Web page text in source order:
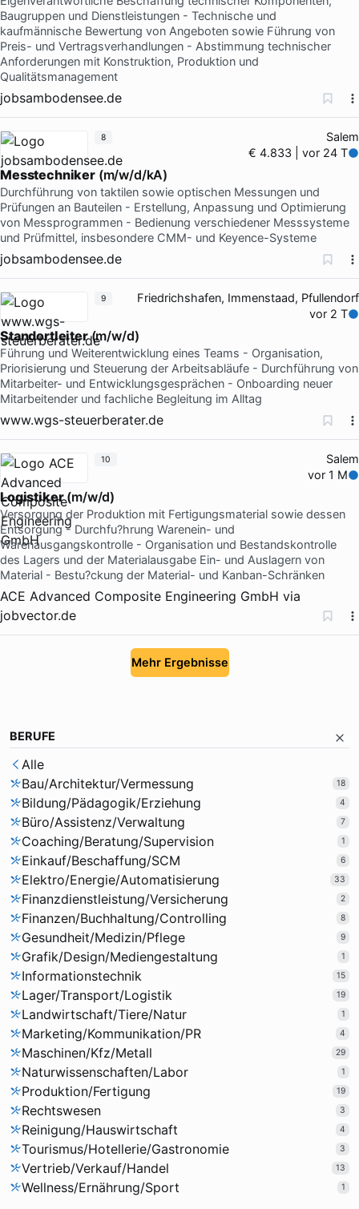
Baugruppen und Dienstleistungen - Technische und
kaufmännische Bewertung von Angeboten sowie Führung von
Preis- und Vertragsverhandlungen - Abstimmung technischer
Anforderungen mit Konstruktion, Produktion und
Qualitätsmanagement
jobsambodensee.de
Salem
€ 4.833 | vor 24 T
Messtechniker(m/w/d/kA)
Durchführung von taktilen sowie optischen Messungen und
Prüfungen an Bauteilen - Erstellung, Anpassung und Optimierung
von Messprogrammen - Bedienung verschiedener Messsysteme
und Prüfmittel, insbesondere CMM- und Keyence-Systeme
jobsambodensee.de
8
Friedrichshafen, Immenstaad, Pfullendorf
vor 2 T
Standortleiter(m/w/d)
Führung und Weiterentwicklung eines Teams - Organisation,
Priorisierung und Steuerung der Arbeitsabläufe - Durchführung von
Mitarbeiter- und Entwicklungsgesprächen - Onboarding neuer
Mitarbeitender und fachliche Begleitung im Alltag
www.wgs-steuerberater.de
9
Salem
vor 1 M
Logistiker(m/w/d)
Versorgung der Produktion mit Fertigungsmaterial sowie dessen
Entsorgung - Durchfu?hrung Warenein- und
Warenausgangskontrolle - Organisation und Bestandskontrolle
des Lagers und der Materialausgabe Ein- und Auslagern von
Material - Bestu?ckung der Material- und Kanban-Schränken
ACE Advanced Composite Engineering GmbH via
jobvector.de
10
Mehr Ergebnisse
BERUFE
Alle
Bau/Architektur/Vermessung
18
Bildung/Pädagogik/Erziehung 4
Büro/Assistenz/Verwaltung 7
Coaching/Beratung/Supervision 1
Einkauf/Beschaffung/SCM 6
Elektro/Energie/Automatisierung 33
Finanzdienstleistung/Versicherung 2
Finanzen/Buchhaltung/Controlling 8
Gesundheit/Medizin/Pflege 9
Grafik/Design/Mediengestaltung 1
Informationstechnik 15
Lager/Transport/Logistik 19
Landwirtschaft/Tiere/Natur 1
Marketing/Kommunikation/PR 4
Maschinen/Kfz/Metall 29
Naturwissenschaften/Labor 1
Produktion/Fertigung 19
Rechtswesen 3
Reinigung/Hauswirtschaft 4
Tourismus/Hotellerie/Gastronomie 3
Vertrieb/Verkauf/Handel 13
Wellness/Ernährung/Sport 1